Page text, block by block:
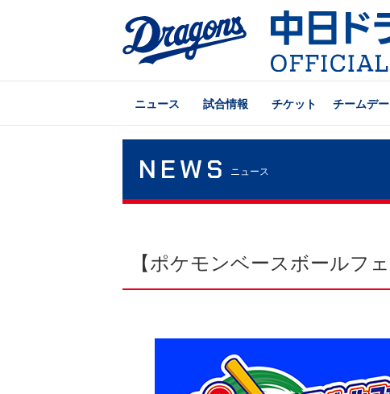
ニュース 試合情報 チケット チームデ
NEWS ニュース
【ポケモンベースボールフ